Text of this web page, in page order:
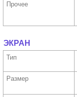
Прочее
ЭКРАН
Тип
Размер